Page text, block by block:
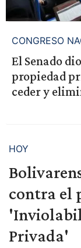
CONGRESO
El Senado
propiedad
ceder y
HOY
contra el
Privada'